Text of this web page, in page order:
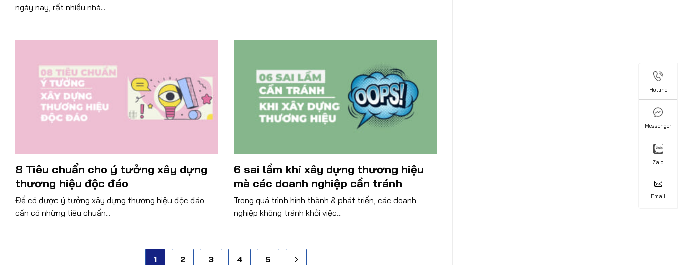
ngày nay, rất nhiều nhà...
8 Tiêu chuẩn cho ý tưởng xây dựng
thương hiệu độc đáo
Để có được ý tưởng xây dựng thương hiệu độc đáo
cần có những tiêu chuẩn...
6 sai lầm khi xây dựng thương hiệu
mà các doanh nghiệp cần tránh
Trong quá trình hình thành & phát triển, các doanh
nghiệp không tránh khỏi việc...
1 2 3 4 5
Hotline
Messenger
Zalo
Email
Hotline
Messenger
Zalo
Email